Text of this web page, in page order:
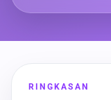
RINGKASAN